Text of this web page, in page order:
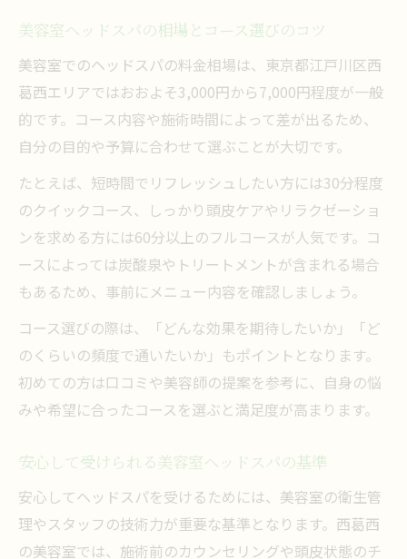
美容室ヘッドスパの相場とコース選びのコツ
美容室でのヘッドスパの料金相場は、東京都江戸川区西
葛西エリアではおおよそ3,000円から7,000円程度が一般
的です。コース内容や施術時間によって差が出るため、
自分の目的や予算に合わせて選ぶことが大切です。
たとえば、短時間でリフレッシュしたい方には30分程度
のクイックコース、しっかり頭皮ケアやリラクゼーショ
ンを求める方には60分以上のフルコースが人気です。コ
ースによっては炭酸泉やトリートメントが含まれる場合
もあるため、事前にメニュー内容を確認しましょう。
コース選びの際は、「どんな効果を期待したいか」「ど
のくらいの頻度で通いたいか」もポイントとなります。
初めての方は口コミや美容師の提案を参考に、自身の悩
みや希望に合ったコースを選ぶと満足度が高まります。
安心して受けられる美容室ヘッドスパの基準
安心してヘッドスパを受けるためには、美容室の衛生管
理やスタッフの技術力が重要な基準となります。西葛西
の美容室では、施術前のカウンセリングや頭皮状態のチ